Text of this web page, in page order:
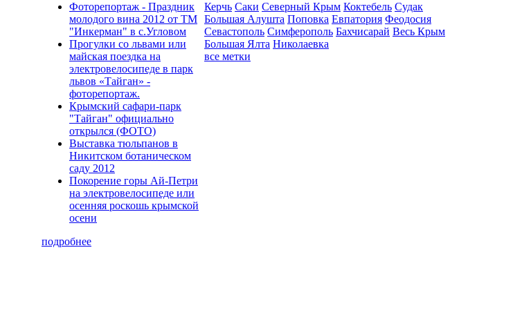
Фоторепортаж - Праздник
молодого вина 2012 от ТМ
"Инкерман" в с.Угловом
Прогулки cо львами или
майская поездка на
электровелосипеде в парк
львов «Тайган» -
фоторепортаж.
Крымский сафари-парк
"Тайган" официально
открылся (ФОТО)
Выставка тюльпанов в
Никитском ботаническом
саду 2012
Покорение горы Ай-Петри
на электровелосипеде или
осенняя роскошь крымской
осени
подробнее
Керчь Саки Северный Крым Коктебель Судак
Большая Алушта Поповка Евпатория Феодосия
Севастополь Симферополь Бахчисарай Весь Крым
Большая Ялта Николаевка
все метки